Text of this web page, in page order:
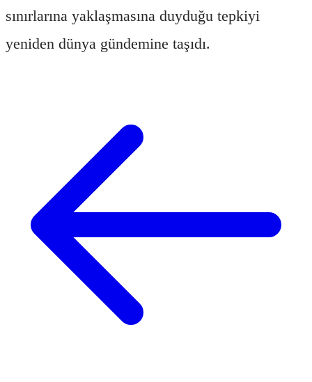
sınırlarına yaklaşmasına duyduğu tepkiyi
yeniden dünya gündemine taşıdı.